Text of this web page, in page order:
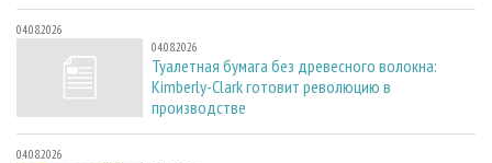
04.08.2026
04.08.2026
Туалетная бумага без древесного волокна:
Kimberly-Clark готовит революцию в
производстве
04.08.2026